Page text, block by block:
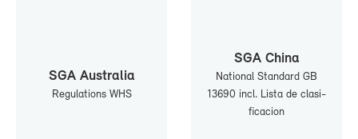
SGA Aus­tra­lia
Re­gu­la­tions WHS
SGA Chi­na
Na­tio­nal Stan­dard GB
13690 incl. Lis­ta de cla­si­
fi­ca­cion